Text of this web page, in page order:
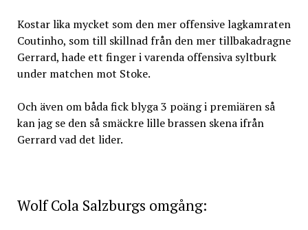
Kostar lika mycket som den mer offensive lagkamraten
Coutinho, som till skillnad från den mer tillbakadragne
Gerrard, hade ett finger i varenda offensiva syltburk
under matchen mot Stoke.
Och även om båda fick blyga 3 poäng i premiären så
kan jag se den så smäckre lille brassen skena ifrån
Gerrard vad det lider.
Wolf Cola Salzburgs omgång: